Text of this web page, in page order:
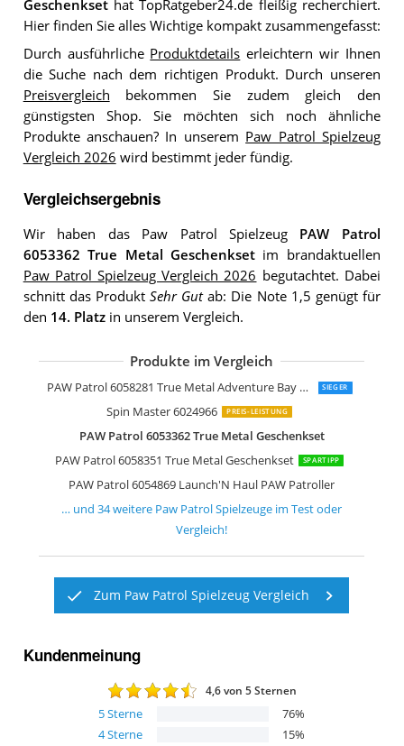
Geschenksethat TopRatgeber24.de fleißig recherchiert.
Hier finden Sie alles Wichtige kompakt zusammengefasst:
Durch ausführliche Produktdetails erleichtern wir Ihnen
die Suche nach dem richtigen Produkt. Durch unseren
Preisvergleich bekommen Sie zudem gleich den
günstigsten Shop. Sie möchten sich noch ähnliche
Produkte anschauen? In unserem Paw Patrol Spielzeug
Vergleich 2026 wird bestimmt jeder fündig.
Vergleichsergebnis
Wir haben das Paw Patrol Spielzeug PAW Patrol
6053362 True Metal Geschenkset im brandaktuellen
Paw Patrol Spielzeug Vergleich 2026 begutachtet. Dabei
schnitt das ProduktSehr Gutab: Die Note 1,5 genügt für
den 14. Platzin unserem Vergleich.
Produkte im Vergleich
PAW Patrol 6058281 True Metal Adventure Bay Spielset SIEGER
Spin Master 6024966 PREIS-LEISTUNG
PAW Patrol 6053362 True Metal Geschenkset
PAW Patrol 6058351 True Metal Geschenkset
SPARTIPP
PAW Patrol 6054869 Launch'N Haul PAW Patroller
PAW PATROL Fahrzeug und Figur
PAW Patrol 6054187 Skyes
PAW Patrol 6024058 Rettungsflitzer
PAW Patrol 6054435 Rubbles
PAW Patrol 6055866 True Metal
PAW PATROL Spinmaster 6038284
PAW Patrol 6027644 Basis Fahrzeug
PAW Patrol 6053687 Mighty Pups
PAW Patrol 6056035 Marshalls 2
PAW Patrol 6027637 Paw Basic
PAW PATROL Spinmaster 6059524
PAW Patrol 6056033 Chases 2
PAW Patrol 6052310- Rockys Recycling
… und34weitere Paw Patrol Spielzeuge im Test oder
Vergleich!
Zum Paw Patrol Spielzeug Vergleich
Kundenmeinung
4,6von 5 Sternen
5Sterne 76%
4Sterne 15%